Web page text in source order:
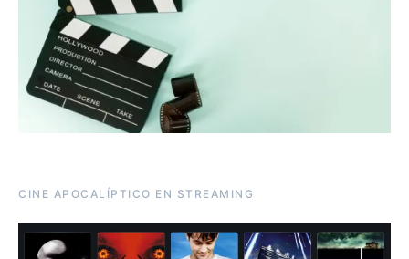
CINE APOCALÍPTICO EN STREAMING